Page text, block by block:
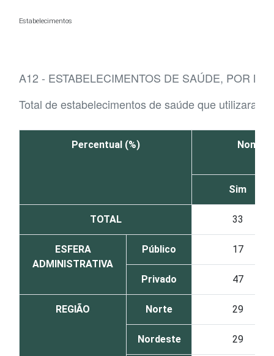
Estabelecimentos
A12 - ESTABELECIMENTOS DE SAÚDE, POR
Total de estabelecimentos de saúde que utilizaram
Percentual (%)
Sim
TOTAL 33
ESFERA
ADMINISTRATIVA
Público 17
Privado 47
REGIÃO Norte 29
Nordeste 29